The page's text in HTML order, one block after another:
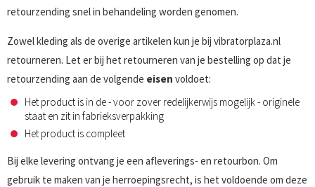
retourzending snel in behandeling worden genomen.
Zowel kleding als de overige artikelen kun je bij vibratorplaza.nl
retourneren. Let er bij het retourneren van je bestelling op dat je
retourzending aan de volgende eisen voldoet:
Het product is in de - voor zover redelijkerwijs mogelijk - originele
staat en zit in fabrieksverpakking
Het product is compleet
Bij elke levering ontvang je een afleverings- en retourbon. Om
gebruik te maken van je herroepingsrecht, is het voldoende om deze